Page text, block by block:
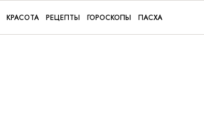
КРАСОТА РЕЦЕПТЫ ГОРОСКОПЫ ПАСХА